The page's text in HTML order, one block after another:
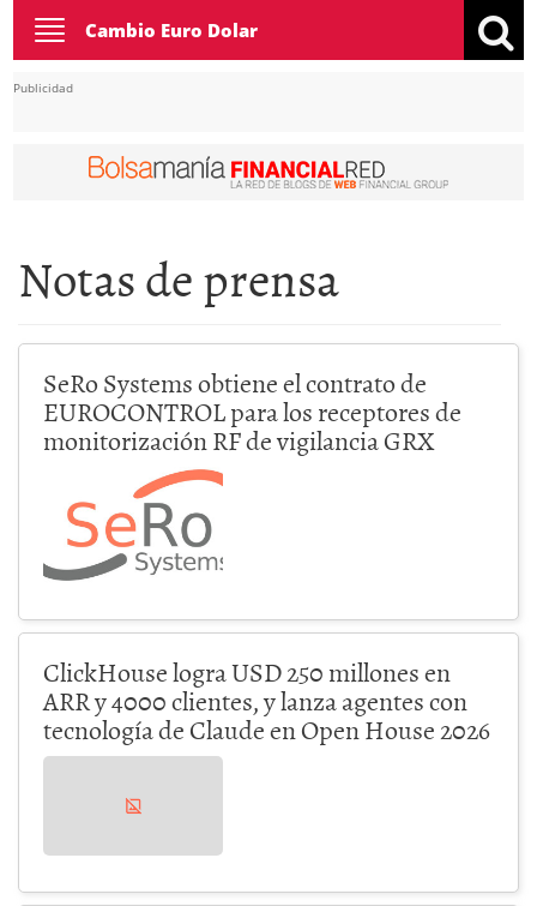
Toggle
navigation
Cambio Euro Dolar
Publicidad
Notas de prensa
SeRo Systems obtiene el contrato de
EUROCONTROL para los receptores de
monitorización RF de vigilancia GRX
ClickHouse logra USD 250 millones en
ARR y 4000 clientes, y lanza agentes con
tecnología de Claude en Open House 2026